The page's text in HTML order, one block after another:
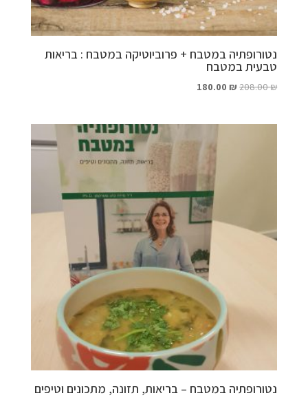
נטורופתיה במטבח + פרוביוטיקה במטבח : בריאות
טבעית במטבח
208.00₪
המחיר
180.00₪
המחיר
נטורופתיה במטבח – בריאות, תזונה, מתכונים וטיפים